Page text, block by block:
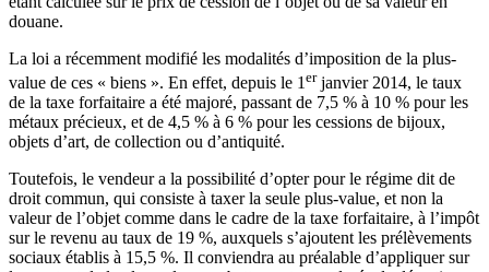
douane.
La loi a récemment modifié les modalités d’imposition de la plus-
value de ces « biens ». En effet, depuis le 1 erjanvier 2014, le taux
de la taxe forfaitaire a été majoré, passant de 7,5 % à 10 % pour les
métaux précieux, et de 4,5 % à 6 % pour les cessions de bijoux,
objets d’art, de collection ou d’antiquité.
Toutefois, le vendeur a la possibilité d’opter pour le régime dit de
droit commun, qui consiste à taxer la seule plus-value, et non la
valeur de l’objet comme dans le cadre de la taxe forfaitaire, à l’impôt
sur le revenu au taux de 19 %, auxquels s’ajoutent les prélèvements
sociaux établis à 15,5 %. Il conviendra au préalable d’appliquer sur